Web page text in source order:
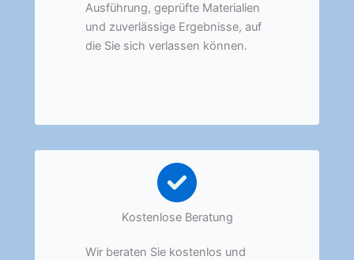
Ausführung, geprüfte Materialien
und zuverlässige Ergebnisse, auf
die Sie sich verlassen können.
Kostenlose Beratung
Wir beraten Sie kostenlos und